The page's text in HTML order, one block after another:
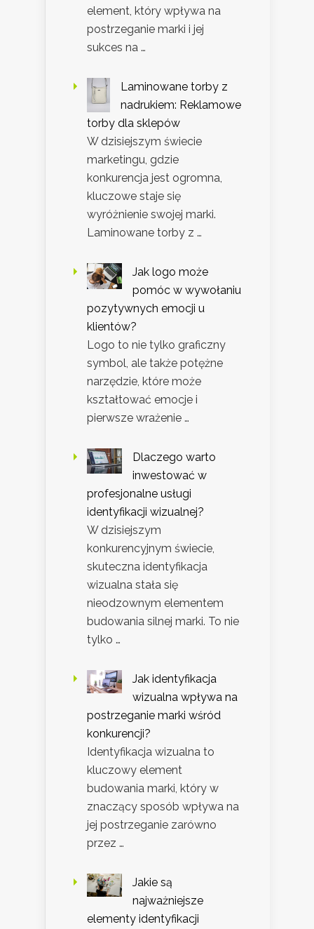
element, który wpływa na
postrzeganie marki i jej
sukces na …
Laminowane torby z
nadrukiem: Reklamowe
torby dla sklepów
W dzisiejszym świecie
marketingu, gdzie
konkurencja jest ogromna,
kluczowe staje się
wyróżnienie swojej marki.
Laminowane torby z …
Jak logo może
pomóc w wywołaniu
pozytywnych emocji u
klientów?
Logo to nie tylko graficzny
symbol, ale także potężne
narzędzie, które może
kształtować emocje i
pierwsze wrażenie …
Dlaczego warto
inwestować w
profesjonalne usługi
identyfikacji wizualnej?
W dzisiejszym
konkurencyjnym świecie,
skuteczna identyfikacja
wizualna stała się
nieodzownym elementem
budowania silnej marki. To nie
tylko …
Jak identyfikacja
wizualna wpływa na
postrzeganie marki wśród
konkurencji?
Identyfikacja wizualna to
kluczowy element
budowania marki, który w
znaczący sposób wpływa na
jej postrzeganie zarówno
przez …
Jakie są
najważniejsze
elementy identyfikacji